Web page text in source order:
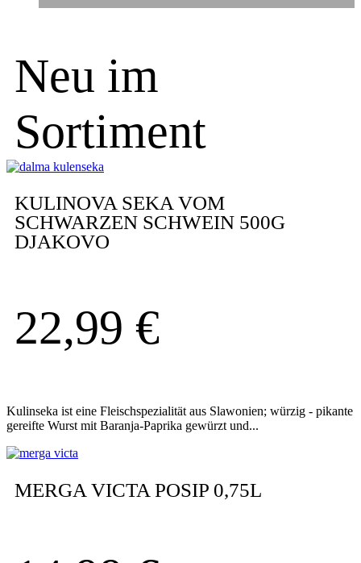
Neu im
Sortiment
KULINOVA SEKA VOM
SCHWARZEN SCHWEIN 500G
DJAKOVO
22,99 €
Kulinseka ist eine Fleischspezialität aus Slawonien; würzig - pikante
gereifte Wurst mit Baranja-Paprika gewürzt und...
MERGA VICTA POSIP 0,75L